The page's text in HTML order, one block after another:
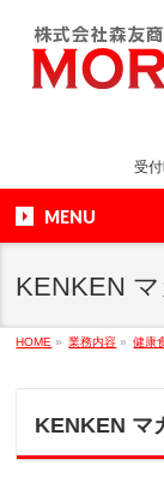
受
MENU
KENKEN
HOME » 業務内容 » 健康
KENKEN